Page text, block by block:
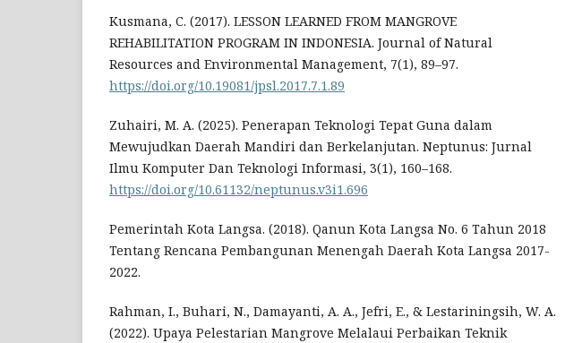
Kusmana, C. (2017). LESSON LEARNED FROM MANGROVE
REHABILITATION PROGRAM IN INDONESIA. Journal of Natural
Resources and Environmental Management, 7(1), 89–97.
https://doi.org/10.19081/jpsl.2017.7.1.89
Zuhairi, M. A. (2025). Penerapan Teknologi Tepat Guna dalam
Mewujudkan Daerah Mandiri dan Berkelanjutan. Neptunus: Jurnal
Ilmu Komputer Dan Teknologi Informasi, 3(1), 160–168.
https://doi.org/10.61132/neptunus.v3i1.696
Pemerintah Kota Langsa. (2018). Qanun Kota Langsa No. 6 Tahun 2018
Tentang Rencana Pembangunan Menengah Daerah Kota Langsa 2017-
2022.
Rahman, I., Buhari, N., Damayanti, A. A., Jefri, E., & Lestariningsih, W. A.
(2022). Upaya Pelestarian Mangrove Melalaui Perbaikan Teknik